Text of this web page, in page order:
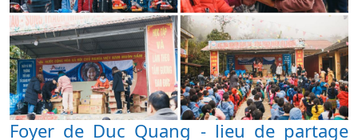
Foyer de Duc Quang - lieu de partage